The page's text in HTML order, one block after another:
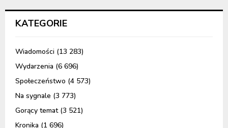
KATEGORIE
Wiadomości (13 283)
Wydarzenia (6 696)
Społeczeństwo (4 573)
Na sygnale (3 773)
Gorący temat(3 521)
Kronika (1 696)